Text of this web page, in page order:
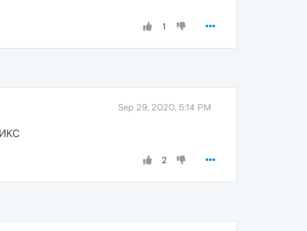
1
Sep 29, 2020, 5:14 PM
2